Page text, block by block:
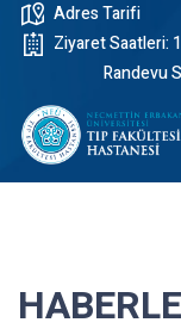
Adres Tarifi
Ziyaret Saatleri:
Randevu